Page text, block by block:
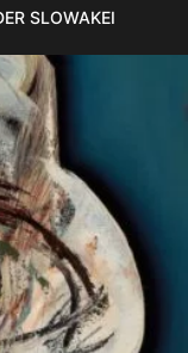
SLOWAKEI